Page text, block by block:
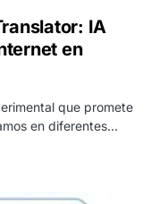
IA
en
que promete
en diferentes…